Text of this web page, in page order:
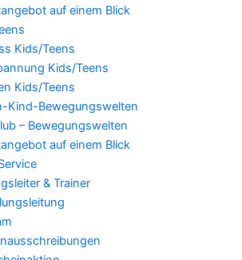
auf einem Blick
Kids/Teens
Kids/Teens
Kids/Teens
Kind-Bewegungswelten
– Bewegungswelten
auf einem Blick
& Trainer